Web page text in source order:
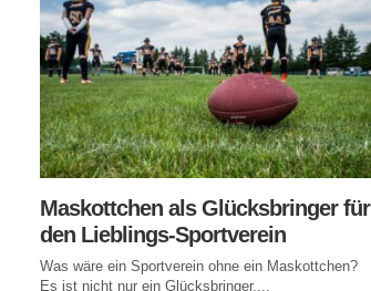
Maskottchen als Glücksbringer für
den Lieblings-Sportverein
Was wäre ein Sportverein ohne ein Maskottchen?
Es ist nicht nur ein Glücksbringer,...